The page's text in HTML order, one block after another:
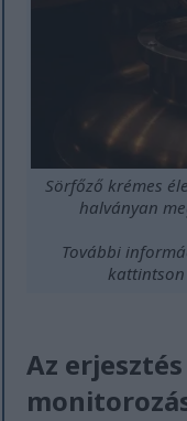
Sörfőző krémes
halványan
További
kattintson
Az